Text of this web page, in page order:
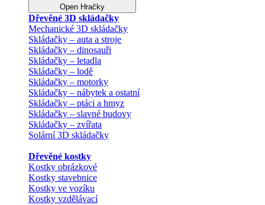
Open Hračky
Dřevěné 3D skládačky
Mechanické 3D skládačky
Skládačky – auta a stroje
Skládačky – dinosauři
Skládačky – letadla
Skládačky – lodě
Skládačky – motorky
Skládačky – nábytek a ostatní
Skládačky – ptáci a hmyz
Skládačky – slavné budovy
Skládačky – zvířata
Solární 3D skládačky
Dřevěné kostky
Kostky obrázkové
Kostky stavebnice
Kostky ve vozíku
Kostky vzdělávací